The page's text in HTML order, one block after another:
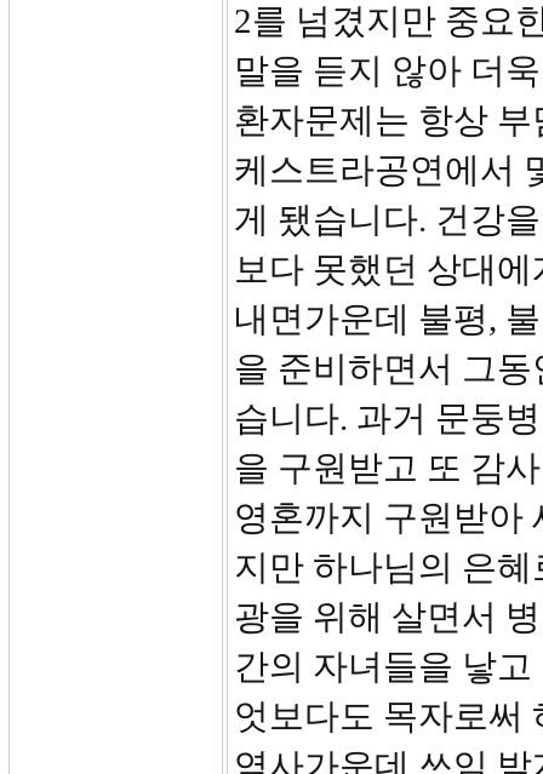
2를 넘겼지만 중요
말을 듣지 않아 더
환자문제는 항상
케스트라공연에서
게 됐습니다. 건강
보다 못했던 상대
내면가운데 불평,
을 준비하면서 그
습니다. 과거 문둥
을 구원받고 또 감
영혼까지 구원받아
지만 하나님의 은
광을 위해 살면서
간의 자녀들을 낳
엇보다도 목자로써
역사가운데 쓰임